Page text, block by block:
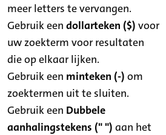
meer letters te vervangen.
Gebruik eendollarteken ($) voor
uw zoekterm voor resultaten
die op elkaar lijken.
Gebruik een minteken (-) om
zoektermen uit te sluiten.
Gebruik een Dubbele
aanhalingstekens (" ") aan het